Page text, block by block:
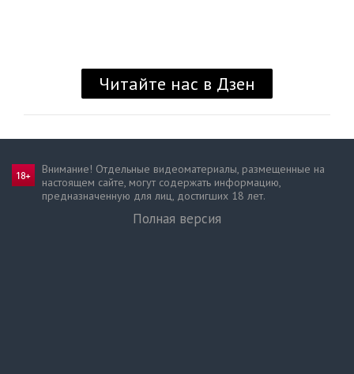
Внимание! Отдельные видеоматериалы, размещенные на
настоящем сайте, могут содержать информацию,
предназначен­ную для лиц, достигших 18 лет.
Полная версия